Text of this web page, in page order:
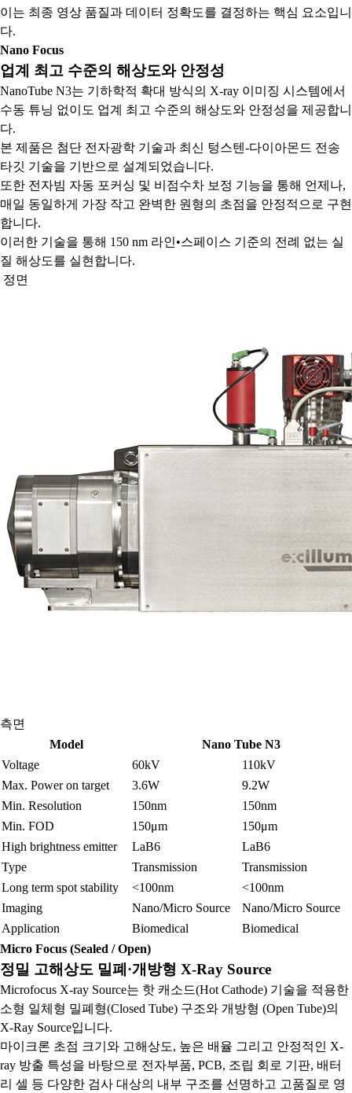
이는 최종 영상 품질과 데이터 정확도를 결정하는 핵심 요소입니
다.
Nano Focus
업계 최고 수준의 해상도와 안정성
NanoTube N3는 기하학적 확대 방식의 X-ray 이미징 시스템에서
수동 튜닝 없이도 업계 최고 수준의 해상도와 안정성을 제공합니
다.
본 제품은 첨단 전자광학 기술과 최신 텅스텐-다이아몬드 전송
타깃 기술을 기반으로 설계되었습니다.
또한 전자빔 자동 포커싱 및 비점수차 보정 기능을 통해 언제나,
매일 동일하게 가장 작고 완벽한 원형의 초점을 안정적으로 구현
합니다.
이러한 기술을 통해 150 nm 라인•스페이스 기준의 전례 없는 실
질 해상도를 실현합니다.
정면
측면
Model
Nano Tube N3
Voltage
60kV
110kV
Max. Power on target
3.6W
9.2W
Min. Resolution
150nm
150nm
Min. FOD
150μm
150μm
High brightness emitter
LaB6
LaB6
Type
Transmission
Transmission
Long term spot stability
<100nm
<100nm
Imaging
Nano/Micro Source
Nano/Micro Source
Application
Biomedical
Biomedical
Micro Focus (Sealed / Open)
정밀 고해상도 밀폐·개방형 X-Ray Source
Microfocus X-ray Source는 핫 캐소드(Hot Cathode) 기술을 적용한
소형 일체형 밀폐형(Closed Tube) 구조와 개방형 (Open Tube)의
X-Ray Source입니다.
마이크론 초점 크기와 고해상도, 높은 배율 그리고 안정적인 X-
ray 방출 특성을 바탕으로 전자부품, PCB, 조립 회로 기판, 배터
리 셀 등 다양한 검사 대상의 내부 구조를 선명하고 고품질로 영